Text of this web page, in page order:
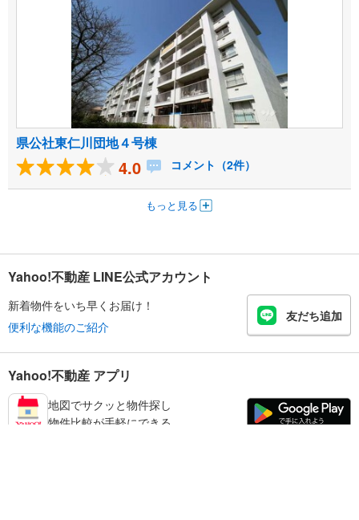
県公社東仁川団地４号棟
4.0 コメント（2件）
もっと見る
Yahoo!不動産 LINE公式アカウント
新着物件をいち早くお届け！
便利な機能のご紹介
友だち追加
Yahoo!不動産 アプリ
地図でサクッと物件探し
物件比較が手軽にできる